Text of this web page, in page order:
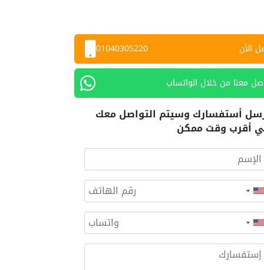
الأن 01040305220
معنا من خلال الواتساب
أستفسارك وسيتم التواصل معك
أقرب وقت ممكن